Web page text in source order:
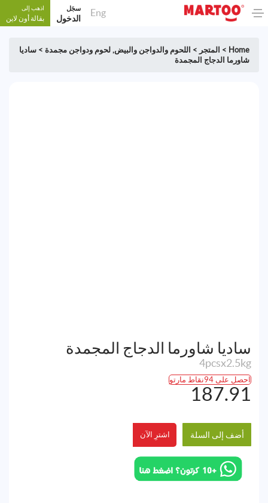
Eng سجَل
الدخول
اذهب إلى
بقالة أون لاين
Home
> المتجر > اللحوم والدواجن والبيض, لحوم ودواجن مجمدة > ساديا
شاورما الدجاج المجمدة
ساديا شاورما الدجاج المجمدة
4pcsx2.5kg
احصل على 94نقاط مارتو
187.91
أضف إلى السلة اشترِ الآن